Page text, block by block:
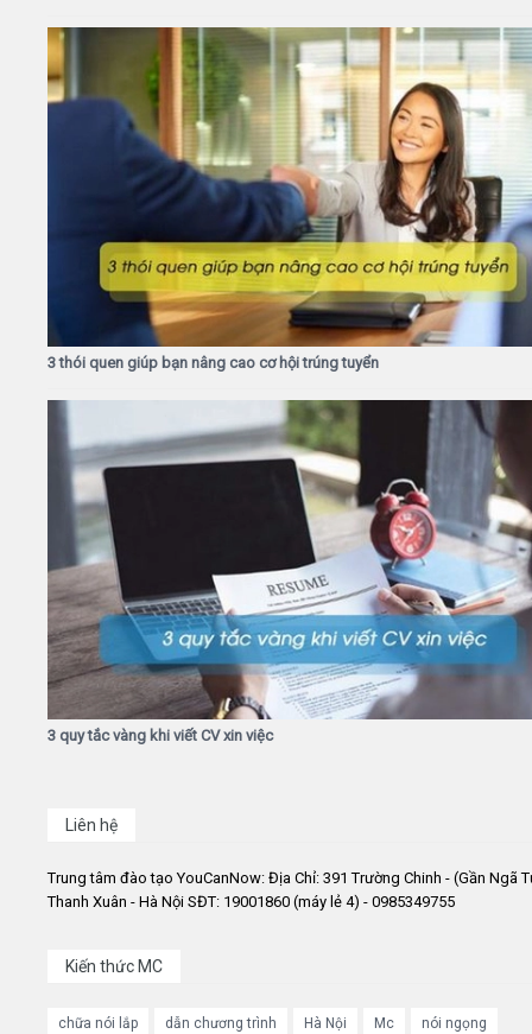
3 thói quen giúp bạn nâng cao cơ hội trúng tuyển
3 quy tắc vàng khi viết CV xin việc
Liên hệ
Trung tâm đào tạo YouCanNow: Địa Chỉ: 391 Trường Chinh - (Gần Ngã
Thanh Xuân - Hà Nội SĐT: 19001860 (máy lẻ 4) - 0985349755
Kiến thức MC
chữa nói lắp dẫn chương trình Hà Nội Mc nói ngọng